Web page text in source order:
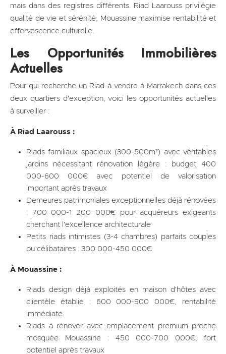
mais dans des registres différents. Riad Laarouss privilégie
qualité de vie et sérénité, Mouassine maximise rentabilité et
effervescence culturelle.
Les Opportunités Immobilières
Actuelles
Pour qui recherche un Riad à vendre à Marrakech dans ces
deux quartiers d'exception, voici les opportunités actuelles
à surveiller :
À Riad Laarouss :
Riads familiaux spacieux (300-500m²) avec véritables
jardins nécessitant rénovation légère : budget 400
000-600 000€ avec potentiel de valorisation
important après travaux
Demeures patrimoniales exceptionnelles déjà rénovées
: 700 000-1 200 000€ pour acquéreurs exigeants
cherchant l'excellence architecturale
Petits riads intimistes (3-4 chambres) parfaits couples
ou célibataires : 300 000-450 000€
À Mouassine :
Riads design déjà exploités en maison d'hôtes avec
clientèle établie : 600 000-900 000€, rentabilité
immédiate
Riads à rénover avec emplacement premium proche
mosquée Mouassine : 450 000-700 000€, fort
potentiel après travaux